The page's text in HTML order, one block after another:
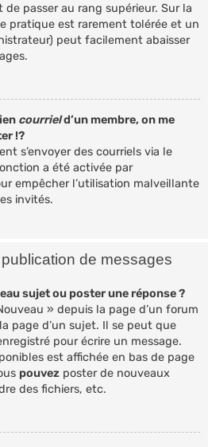
passer au rang supérieur. Sur la
pratique est rarement tolérée et un
peut facilement abaisser
courrield’un membre, on me
!?
s’envoyer des courriels via le
a été activée par
empêcher l’utilisation malveillante
invités.
de messages
sujet ou poster une réponse ?
» depuis la page d’un forum
page d’un sujet. Il se peut que
pour écrire un message.
est affichée en bas de page
pouvez poster de nouveaux
des fichiers, etc.